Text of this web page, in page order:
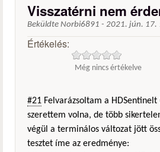
Visszatérni nem
Beküldte Norbi6891 - 2021. jún. 17.
Értékelés:
Még nincs értékelve
#21 Felvarázsoltam a
szerettem volna, de több
végül a terminálos változat jött
tesztet íme az eredménye: